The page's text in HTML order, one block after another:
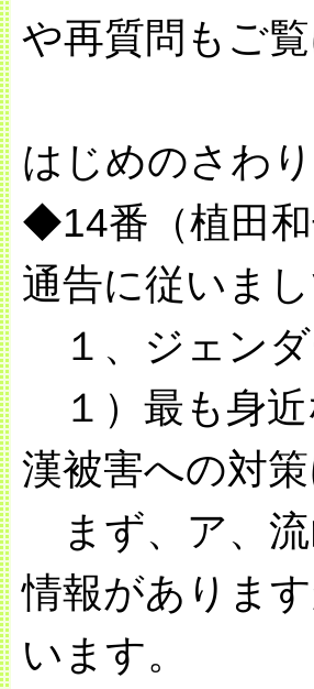
や再質問もご
はじめのさわ
◆14番（植田
通告に従いま
１、ジェンダ
１）最も身近
漢被害への対
まず、ア、流
情報がありま
います。